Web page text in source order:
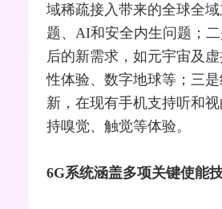
域稀疏接入带来的全球全
题、AI和安全内生问题；
后的新需求，如元宇宙及
性体验、数字地球等；三是
新，在现有手机支持听和
持嗅觉、触觉等体验。
6G系统涵盖多项关键使能